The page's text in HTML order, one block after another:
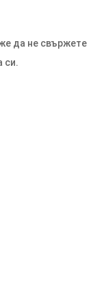
да не свържете
си.